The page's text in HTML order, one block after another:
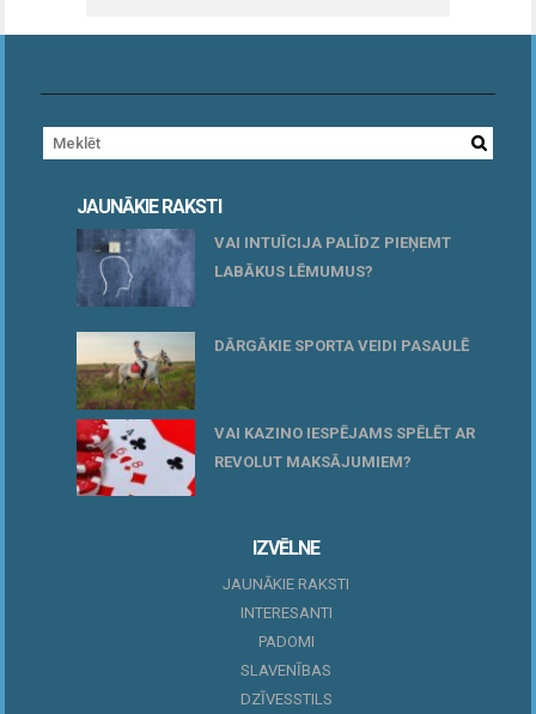
JAUNĀKIE RAKSTI
VAI INTUĪCIJA PALĪDZ PIEŅEMT
LABĀKUS LĒMUMUS?
DĀRGĀKIE SPORTA VEIDI PASAULĒ
VAI KAZINO IESPĒJAMS SPĒLĒT AR
REVOLUT MAKSĀJUMIEM?
IZVĒLNE
JAUNĀKIE RAKSTI
INTERESANTI
PADOMI
SLAVENĪBAS
DZĪVESSTILS